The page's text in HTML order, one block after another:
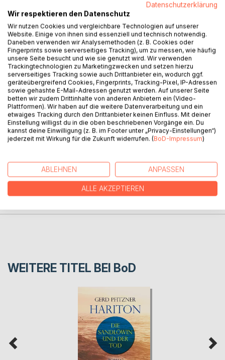
Im 7. Band seiner „Lieder“ genannten Gedicht-Reihe geht
der Autor dem Wandel nach. Jeder Aspekt des Lebens,
der Natur, unterliegt ständiger Wandelung. Sei es durch
einen Neubeginn, durch Erneuerung, durch Ablegen alter
Gewohnheiten, oder Veränderungen und Umgestaltungen.
Alles Neue ist mit ungewohnten
Herausforderungen und Sichtweisen verbunden.
Sie fordern einen ständigen Lernprozeß, Experimente und
Anpassung, genau wie sie Widerstände, Ablehnung oder
Rebellion hervorrufen können.
Gerd Pfitzner spiegelt dies in seinen Gedichten.
PRESSESTIMMEN
WEITERE TITEL BEI BoD
Datenschutzerklärung
Wir respektieren den Datenschutz
Wir nutzen Cookies und vergleichbare Technologien auf unserer
Website. Einige von ihnen sind essenziell und technisch notwendig.
Daneben verwenden wir Analysemethoden (z. B. Cookies oder
Fingerprints sowie serverseitiges Tracking), um zu messen, wie häufig
unsere Seite besucht und wie sie genutzt wird. Wir verwenden
Trackingtechnologien zu Marketingzwecken und setzen hierzu
serverseitiges Tracking sowie auch Drittanbieter ein, wodurch ggf.
geräteübergreifend Cookies, Fingerprints, Tracking-Pixel, IP-Adressen
sowie gehashte E-Mail-Adressen genutzt werden. Auf unserer Seite
betten wir zudem Drittinhalte von anderen Anbietern ein (Video-
Plattformen). Wir haben auf die weitere Datenverarbeitung und ein
etwaiges Tracking durch den Drittanbieter keinen Einfluss. Mit deiner
Einstellung willigst du in die oben beschriebenen Vorgänge ein. Du
kannst deine Einwilligung (z. B. im Footer unter „Privacy-Einstellungen“)
jederzeit mit Wirkung für die Zukunft widerrufen. (BoD-Impressum)
ABLEHNEN ANPASSEN
ALLE AKZEPTIEREN